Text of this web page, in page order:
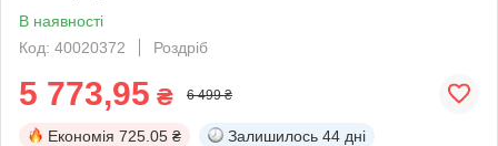
В наявності
Код: 40020372
Роздріб
5 773,95 ₴ 6 499 ₴
Економія 725.05 ₴ Залишилось 44 дні